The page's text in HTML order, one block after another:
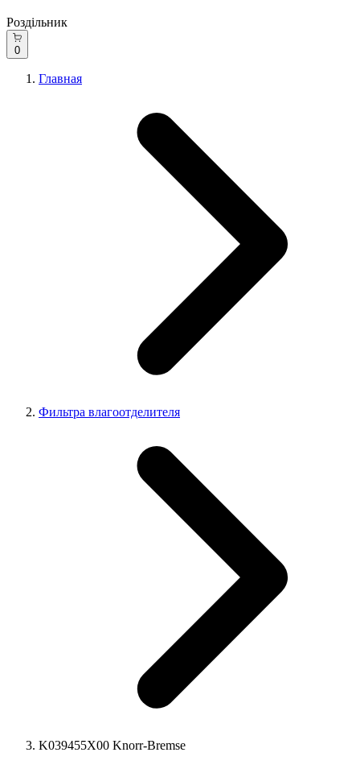
Роздільник
0
Главная
Фильтра влагоотделителя
K039455X00 Knorr-Bremse